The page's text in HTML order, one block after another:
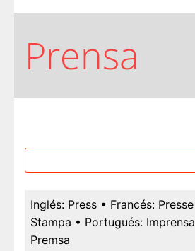
Prensa
Inglés: Press • Francés: Presse
Stampa • Portugués: Imprensa
Premsa